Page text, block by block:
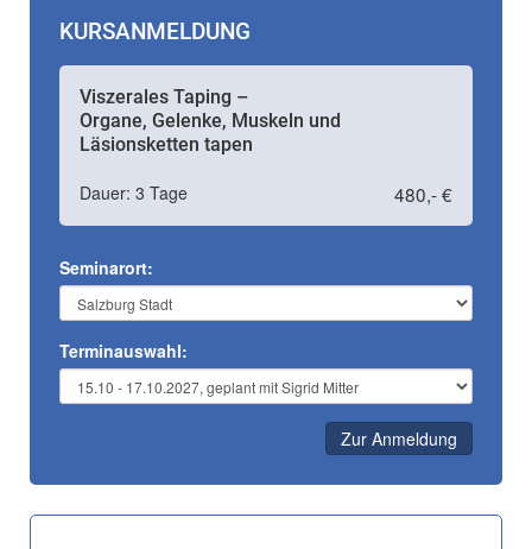
KURSANMELDUNG
Viszerales Taping –
Organe, Gelenke, Muskeln und
Läsionsketten tapen
480,- €
Dauer: 3 Tage
Seminarort:
Terminauswahl:
Zur Anmeldung